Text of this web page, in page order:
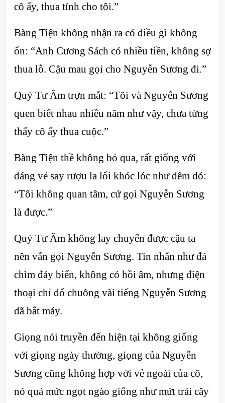
cô ấy, thua tính cho tôi.”
Bàng Tiện không nhận ra có điều gì không
ổn: “Anh Cương Sách có nhiều tiền, không sợ
thua lỗ. Cậu mau gọi cho Nguyễn Sương đi.”
Quý Tư Âm trợn mắt: “Tôi và Nguyễn Sương
quen biết nhau nhiều năm như vậy, chưa từng
thấy cô ấy thua cuộc.”
Bàng Tiện thề không bỏ qua, rất giống với
dáng vẻ say rượu la lối khóc lóc như đêm đó:
“Tôi không quan tâm, cứ gọi Nguyễn Sương
là được.”
Quý Tư Âm không lay chuyển được cậu ta
nên vẫn gọi Nguyễn Sương. Tin nhắn như đá
chìm đáy biển, không có hồi âm, nhưng điện
thoại chỉ đổ chuông vài tiếng Nguyễn Sương
đã bắt máy.
Giọng nói truyền đến hiện tại không giống
với giọng ngày thường, giọng của Nguyễn
Sương cũng không hợp với vẻ ngoài của cô,
nó quá mức ngọt ngào giống như mứt trái cây